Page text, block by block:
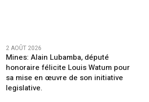
2 AOÛT 2026
Mines: Alain Lubamba, député
honoraire félicite Louis Watum pour
sa mise en œuvre de son initiative
legislative.